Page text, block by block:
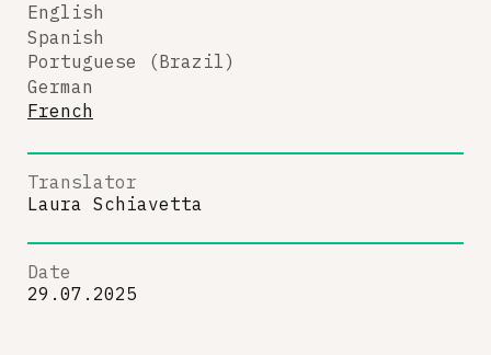
English
Spanish
Portuguese (Brazil)
German
French
Translator
Laura Schiavetta
Date
29.07.2025